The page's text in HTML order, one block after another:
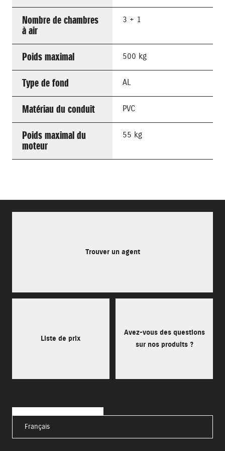
Nombre de chambres
à air
3 + 1
Poids maximal 500 kg
Type de fond AL
Matériau du conduit PVC
Poids maximal du
moteur
55 kg
Trouver un agent
Liste de prix
Avez-vous des questions
sur nos produits ?
Français